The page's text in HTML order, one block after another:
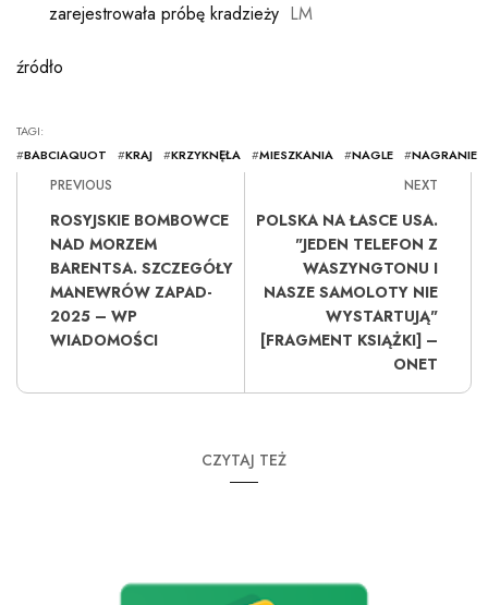
zarejestrowała próbę kradzieży LM
źródło
TAGI:
#BABCIAQUOT #KRAJ #KRZYKNĘŁA #MIESZKANIA #NAGLE #NAGRANIE
PREVIOUS
ROSYJSKIE BOMBOWCE
NAD MORZEM
BARENTSA. SZCZEGÓŁY
MANEWRÓW ZAPAD-
2025 – WP
WIADOMOŚCI
NEXT
POLSKA NA ŁASCE USA.
"JEDEN TELEFON Z
WASZYNGTONU I
NASZE SAMOLOTY NIE
WYSTARTUJĄ"
[FRAGMENT KSIĄŻKI] –
ONET
CZYTAJ TEŻ